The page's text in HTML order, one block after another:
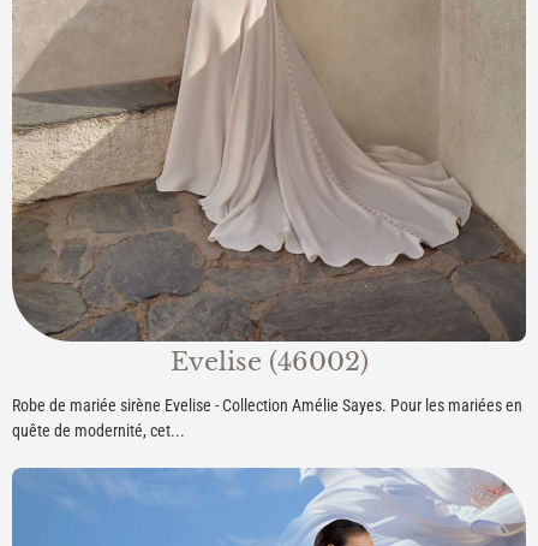
Evelise (46002)
Robe de mariée sirène Evelise - Collection Amélie Sayes. Pour les mariées en
quête de modernité, cet...